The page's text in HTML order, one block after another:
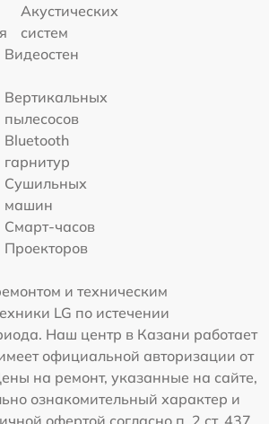
Акустических
систем
Видеостен
Вертикальных
пылесосов
Bluetooth
гарнитур
Сушильных
машин
Смарт-часов
Проекторов
и техническим
LG по истечении
Наш центр в Казани работает
официальной авторизации от
на ремонт, указанные на сайте,
ознакомительный характер и